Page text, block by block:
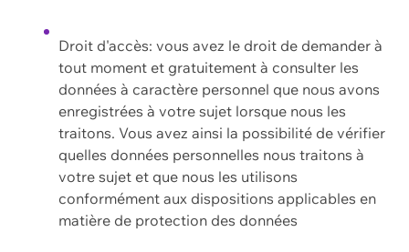
Droit d'accès: vous avez le droit de demander à
tout moment et gratuitement à consulter les
données à caractère personnel que nous avons
enregistrées à votre sujet lorsque nous les
traitons. Vous avez ainsi la possibilité de vérifier
quelles données personnelles nous traitons à
votre sujet et que nous les utilisons
conformément aux dispositions applicables en
matière de protection des données